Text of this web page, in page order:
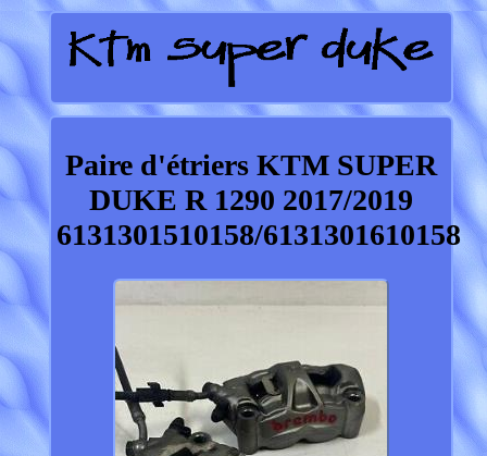
Paire d'étriers KTM SUPER
DUKE R 1290 2017/2019
6131301510158/6131301610158